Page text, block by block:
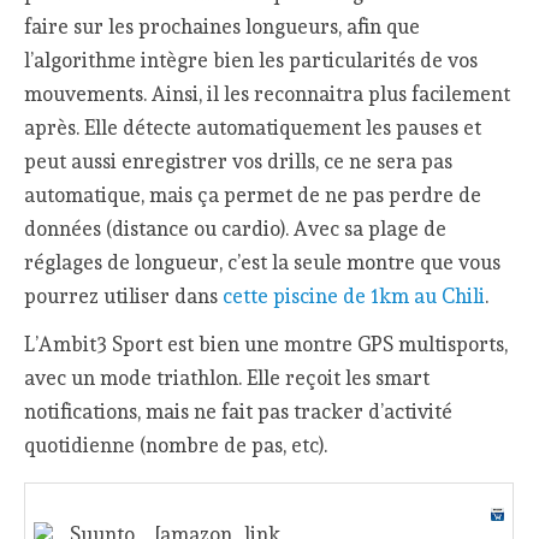
faire sur les prochaines longueurs, afin que
l’algorithme intègre bien les particularités de vos
mouvements. Ainsi, il les reconnaitra plus facilement
après. Elle détecte automatiquement les pauses et
peut aussi enregistrer vos drills, ce ne sera pas
automatique, mais ça permet de ne pas perdre de
données (distance ou cardio). Avec sa plage de
réglages de longueur, c’est la seule montre que vous
pourrez utiliser dans cette piscine de 1km au Chili.
L’Ambit3 Sport est bien une montre GPS multisports,
avec un mode triathlon. Elle reçoit les smart
notifications, mais ne fait pas tracker d’activité
quotidienne (nombre de pas, etc).